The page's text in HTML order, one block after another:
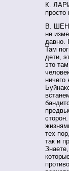
К.
просто
В.
не
давно.
Там
дети,
это
тех
так и